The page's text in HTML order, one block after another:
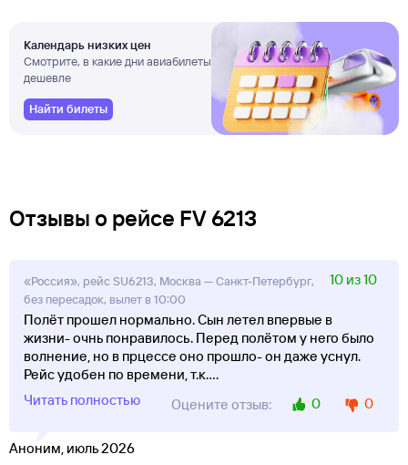
Календарь низких цен
Смотрите, в какие дни авиабилеты
дешевле
Найти билеты
Отзывы о рейсе FV 6213
«Россия», рейс SU6213, Москва — Санкт-Петербург,
без пересадок, вылет в 10:00
10 из 10
Полёт прошел нормально. Сын летел впервые в
жизни- очнь понравилось. Перед полётом у него было
волнение, но в прцессе оно прошло- он даже уснул.
Рейс удобен по времени, т.к....
Читать полностью
Оцените отзыв: 0 0
Аноним, июль 2026